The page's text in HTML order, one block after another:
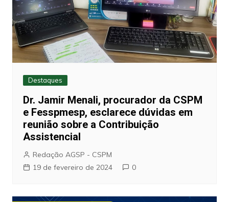
Destaques
Dr. Jamir Menali, procurador da CSPM
e Fesspmesp, esclarece dúvidas em
reunião sobre a Contribuição
Assistencial
Redação AGSP - CSPM
19 de fevereiro de 2024
0